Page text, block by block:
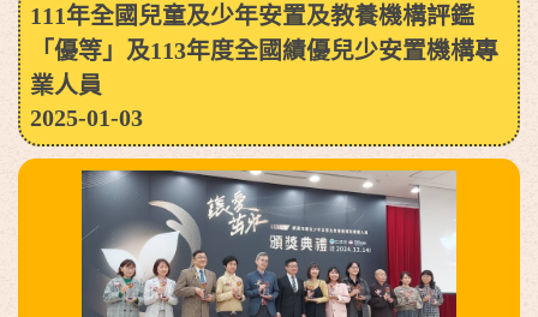
111年全國兒童及少年安置及教養機構評鑑
「優等」及113年度全國績優兒少安置機構專
業人員
2025-01-03